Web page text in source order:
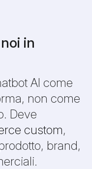
in
AI come
non come
Deve
custom,
brand,